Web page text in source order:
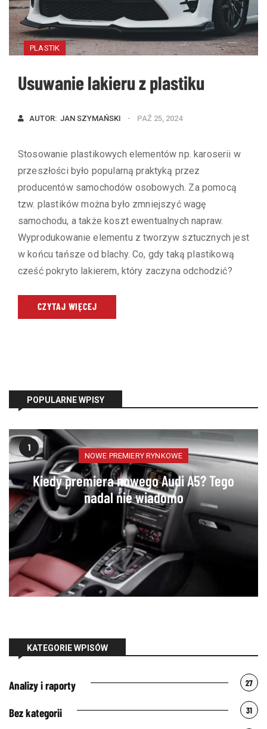
PLASTIK
Usuwanie lakieru z plastiku
AUTOR: JAN SZYMAŃSKI PAŹ 25, 2024
Stosowanie plastikowych elementów np. karoserii w
przeszłości było popularną praktyką przez
producentów samochodów osobowych. Za pomocą
tzw. plastików można było zmniejszyć wagę
samochodu, a także koszt ewentualnych napraw.
Wyprodukowanie elementu z tworzyw sztucznych jest
w końcu tańsze od blachy. Co, gdy taką plastikową
cześć pokryto lakierem, który zaczyna odchodzić?
CZYTAJ WIĘCEJ
POPULARNE WPISY
1
NOWE PREMIERY RYNKOWE
Kiedy premiera nowego Audi A5? Tego
nadal nie wiadomo
KATEGORIE WPISÓW
Analizy i raporty 27
Bez kategorii 31